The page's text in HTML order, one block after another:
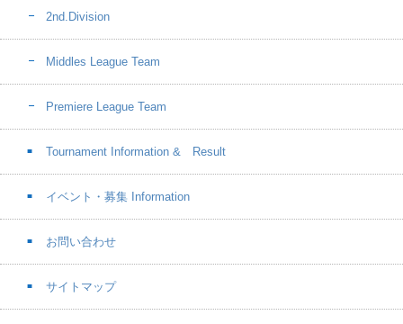
2nd.Division
Middles League Team
Premiere League Team
Tournament Information & Result
イベント・募集 Information
お問い合わせ
サイトマップ